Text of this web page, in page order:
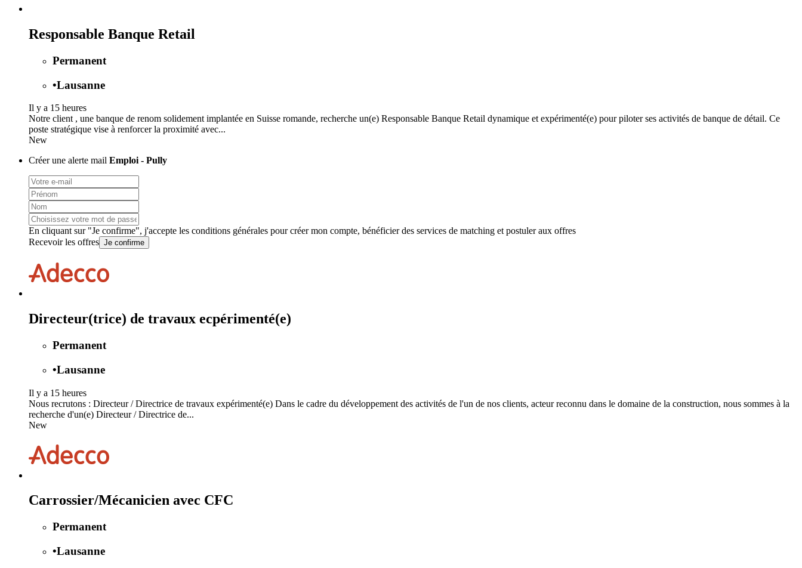
Responsable Banque Retail
Permanent
•Lausanne
Il y a 15 heures
Notre client , une banque de renom solidement implantée en Suisse romande, recherche un(e) Responsable Banque Retail dynamique et expérimenté(e) pour piloter ses activités de banque de détail. Ce
poste stratégique vise à renforcer la proximité avec...
New
Créer une alerte mail Emploi - Pully
En cliquant sur "Je confirme", j'accepte les conditions générales pour créer mon compte, bénéficier des services de matching et postuler aux offres
Recevoir les offres Je confirme
Directeur(trice) de travaux ecpérimenté(e)
Permanent
•Lausanne
Il y a 15 heures
Nous recrutons : Directeur / Directrice de travaux expérimenté(e) Dans le cadre du développement des activités de l'un de nos clients, acteur reconnu dans le domaine de la construction, nous sommes à la
recherche d'un(e) Directeur / Directrice de...
New
Carrossier/Mécanicien avec CFC
Permanent
•Lausanne